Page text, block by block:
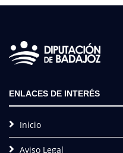
ENLACES DE INTERÉS
Inicio
Aviso Legal